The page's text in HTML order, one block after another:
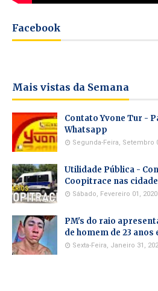
Facebook
Mais vistas da Semana
Contato Yvone Tur -
Whatsapp
Segunda-Feira, Setembro
Utilidade Pública -
Coopitrace nas
Sábado, Fevereiro 01, 2020
PM's do raio
de homem de 23
Sexta-Feira, Janeiro 31,